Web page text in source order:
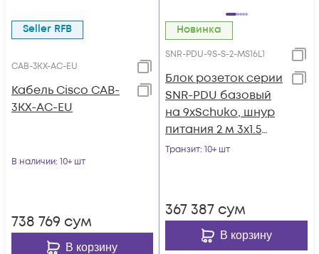
Seller RFB
CAB-3KX-AC-EU
Кабель Cisco CAB-
3KX-AC-EU
В наличии: 10+ шт
738 769 сум
В корзину
Новинка
SNR-PDU-9S-S-2-MS16L1
Блок розеток серии
SNR-PDU базовый
на 9хSchuko, шнур
питания 2 м 3x1.5
мм² с вилкой
Транзит: 10+ шт
367 387 сум
В корзину